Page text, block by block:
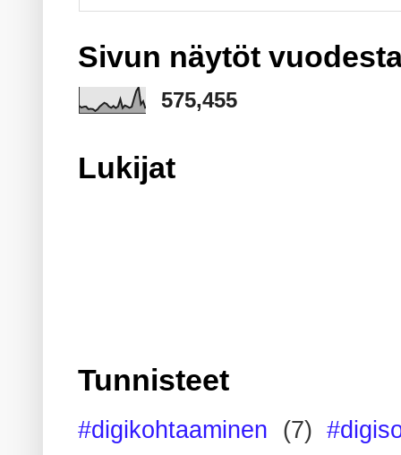
Sivun näytöt
575,455
Lukijat
Tunnisteet
#digikohtaaminen (7)